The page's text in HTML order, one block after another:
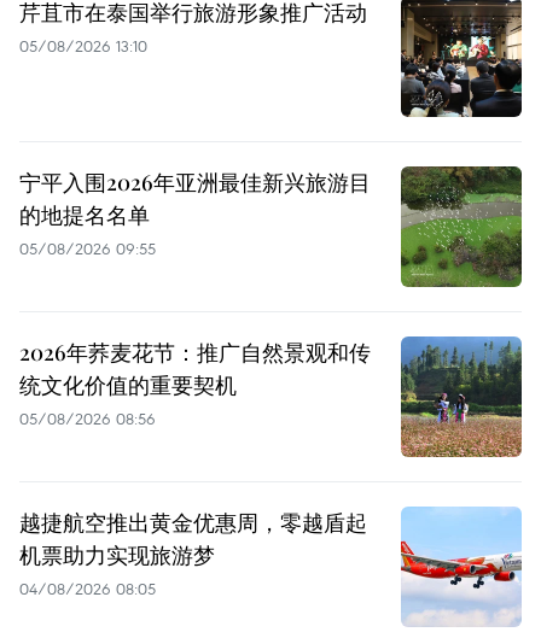
芹苴市在泰国举行旅游形象推广活动
05/08/2026 13:10
宁平入围2026年亚洲最佳新兴旅游目
的地提名名单
05/08/2026 09:55
2026年荞麦花节：推广自然景观和传
统文化价值的重要契机
05/08/2026 08:56
越捷航空推出黄金优惠周，零越盾起
机票助力实现旅游梦
04/08/2026 08:05